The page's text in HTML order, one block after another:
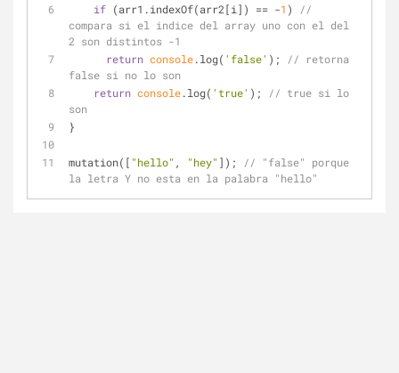
if (arr1.indexOf(arr2[i]) == -1 )
//
compara si el indice del array uno con el del
2 son distintos -1
return console.log( 'false' );
// retorna
false si no lo son
return console.log( 'true' );
// true si lo
son
}
mutation([ "hello" , "hey" ]);
// "false" porque
la letra Y no esta en la palabra "hello"